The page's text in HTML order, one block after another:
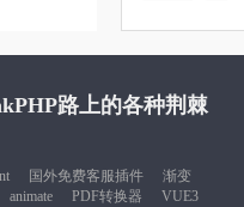
路上的各种荆棘
国外免费客服插件
渐变
animate PDF转换器
VUE3